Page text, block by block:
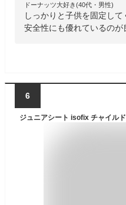
ドーナッツ大好き(40代・男性)
しっかりと子供を固定して
安全性にも優れているのが
6